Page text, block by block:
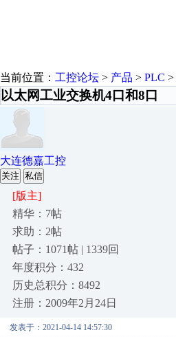
当前位置： 工控论坛 > 产品 > PLC >
以太网工业交换机4口和8口
大连德嘉工控
关注 私信
[版主]
精华：7帖
求助：2帖
帖子：1071帖 | 1339回
年度积分：432
历史总积分：8492
注册：2009年2月24日
发表于：2021-04-14 14:57:30